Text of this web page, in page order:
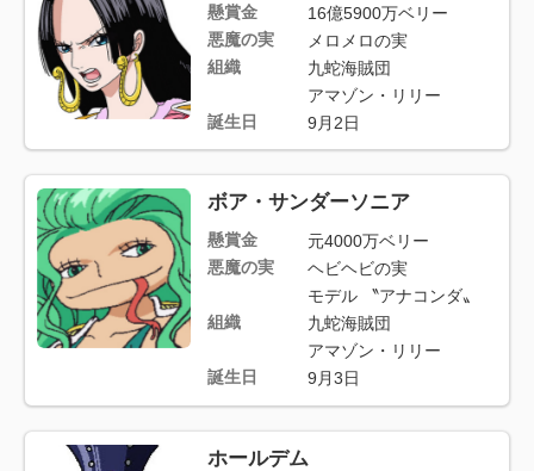
懸賞金
16億5900万ベリー
悪魔の実
メロメロの実
組織
九蛇海賊団
アマゾン・リリー
誕生日
9月2日
ボア・サンダーソニア
懸賞金
元4000万ベリー
悪魔の実
ヘビヘビの実
モデル 〝アナコンダ〟
組織
九蛇海賊団
アマゾン・リリー
誕生日
9月3日
ホールデム